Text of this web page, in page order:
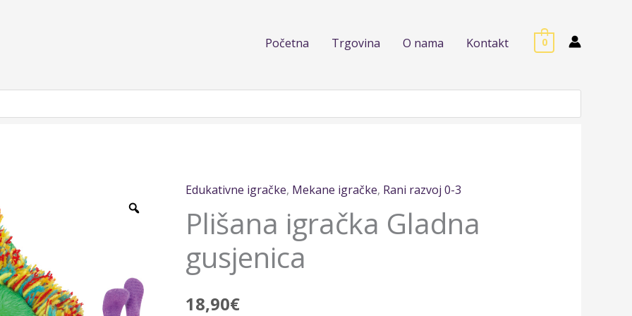
Početna Trgovina O nama Kontakt 0
Edukativne igračke, Mekane igračke, Rani razvoj 0-3
Plišana igračka Gladna
gusjenica
18,90€
Plišana
igračka
Gladna
gusjenica
količina